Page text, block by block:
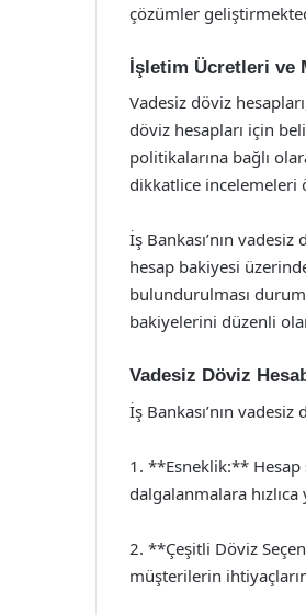
çözümler
İşletim Ücretleri ve
Vadesiz döviz
döviz hesapları için
politikalarına bağlı
dikkatlice incelemeleri
İş Bankası’nın
hesap bakiyesi
bulundurulması
bakiyelerini düzenli
Vadesiz Döviz
İş Bankası’nın
1. **Esneklik:** Hesap
dalgalanmalara
2. **Çeşitli Döviz
müşterilerin